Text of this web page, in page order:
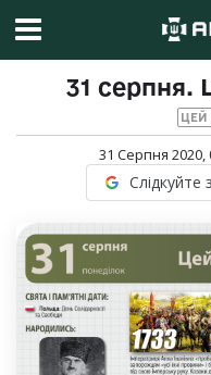
31 серпня.
ЦЕЙ
31 Серпня 2020,
Слідкуйте